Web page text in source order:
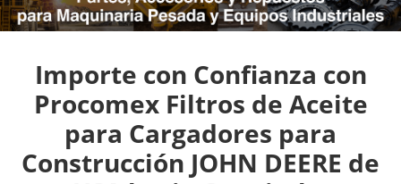
Importe con Confianza con
Procomex Filtros de Aceite
para Cargadores para
Construcción JOHN DEERE de